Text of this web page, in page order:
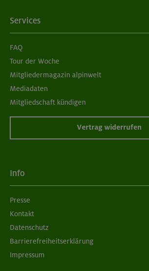
Services
FAQ
Tour der Woche
Mitgliedermagazin alpinwelt
Mediadaten
Mitgliedschaft kündigen
Vertrag widerrufen
Info
Presse
Kontakt
Datenschutz
Barrierefreiheitserklärung
Impressum